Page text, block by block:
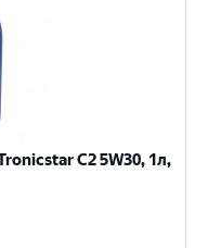
C2 5W30, 1л,